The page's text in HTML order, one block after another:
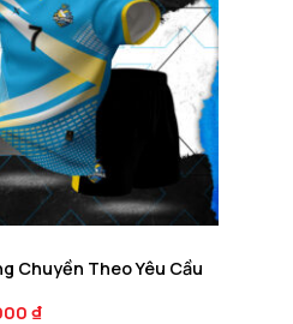
Chuyền Theo Yêu Cầu
₫Giá